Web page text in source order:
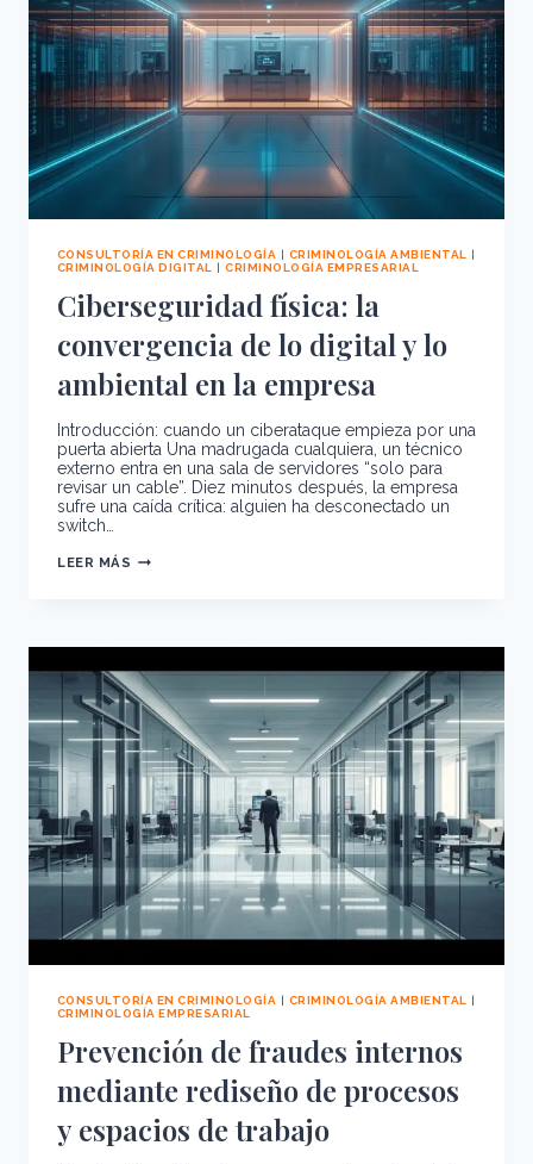
CONSULTORÍA EN CRIMINOLOGÍA CRIMINOLOGÍA AMBIENTAL
CRIMINOLOGÍA DIGITAL |CRIMINOLOGÍA EMPRESARIAL
Ciberseguridad física: la
convergencia de lo digital y lo
ambiental en la empresa
Introducción: cuando un ciberataque empieza por una
puerta abierta Una madrugada cualquiera, un técnico
externo entra en una sala de servidores “solo para
revisar un cable”. Diez minutos después, la empresa
sufre una caída crítica: alguien ha desconectado un
switch…
LEER MÁS CIBERSEGURIDAD
DIGITAL
LO
AMBIENTAL
EN
LA
EMPRESA
CONSULTORÍA EN CRIMINOLOGÍA | CRIMINOLOGÍA AMBIENTAL |
CRIMINOLOGÍA EMPRESARIAL
Prevención de fraudes internos
mediante rediseño de procesos
y espacios de trabajo